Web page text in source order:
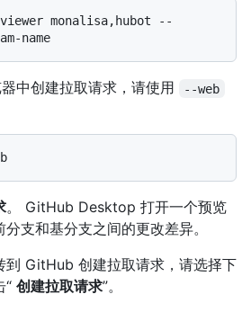
monalisa,hubot --
中创建拉取请求，请使用 --web
。 GitHub Desktop 打开一个预览
支和基分支之间的更改差异。
到 GitHub 创建拉取请求，请选择下
“ 创建拉取请求”。